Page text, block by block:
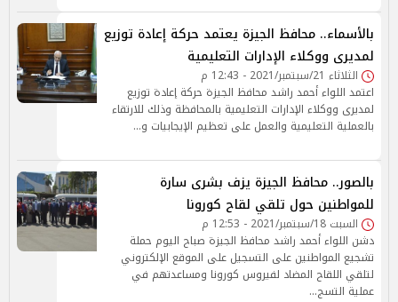
بالأسماء.. محافظ الجيزة يعتمد حركة إعادة توزيع
لمديرى ووكلاء الإدارات التعليمية
الثلاثاء 21/سبتمبر/2021 - 12:43 م
اعتمد اللواء أحمد راشد محافظ الجيزة حركة إعادة توزيع
لمديرى ووكلاء الإدارات التعليمية بالمحافظة وذلك للارتقاء
بالعملية التعليمية والعمل على تعظيم الإيجابيات و…
بالصور.. محافظ الجيزة يزف بشرى سارة
للمواطنين حول تلقي لقاح كورونا
السبت 18/سبتمبر/2021 - 12:53 م
دشن اللواء أحمد راشد محافظ الجيزة صباح اليوم حملة
تشجيع المواطنين على التسجيل على الموقع الإلكتروني
لتلقي اللقاح المضاد لفيروس كورونا ومساعدتهم في
عملية التسج…